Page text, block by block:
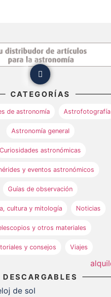
CATEGORÍAS
de astronomía Astrofotografía
Astronomía general
Curiosidades astronómicas
y eventos astronómicos
Guías de observación
cultura y mitología Noticias
y otros materiales
y consejos Viajes
DESCARGABLES
de sol